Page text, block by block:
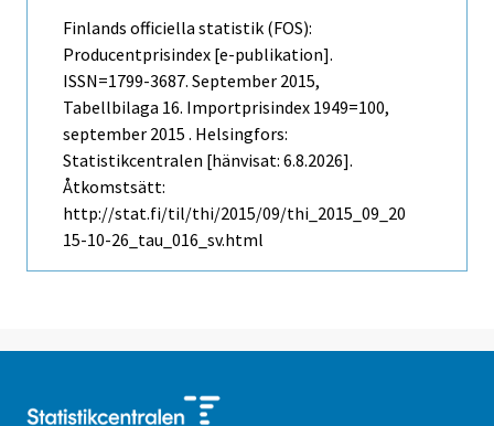
Finlands officiella statistik (FOS):
Producentprisindex [e-publikation].
ISSN=1799-3687. September 2015,
Tabellbilaga 16. Importprisindex 1949=100,
september 2015 . Helsingfors:
Statistikcentralen [hänvisat: 6.8.2026].
Åtkomstsätt:
http://stat.fi/til/thi/2015/09/thi_2015_09_20
15-10-26_tau_016_sv.html